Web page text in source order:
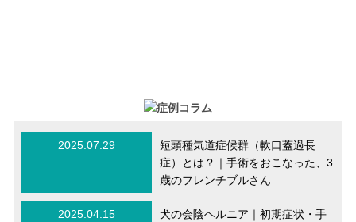
2025.07.29
短頭種気道症候群（軟口蓋過長
症）とは？｜手術をおこなった、3
歳のフレンチブルさん
2025.04.15
犬の会陰ヘルニア｜初期症状・手